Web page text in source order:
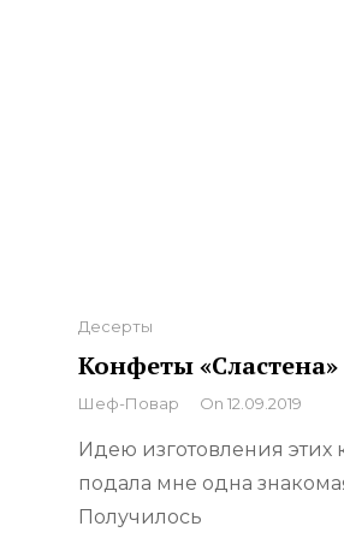
Categories
Десерты
Конфеты «Сластена»
By
Шеф-Повар On 12.09.2019
Идею изготовления этих
подала мне одна
Получилось